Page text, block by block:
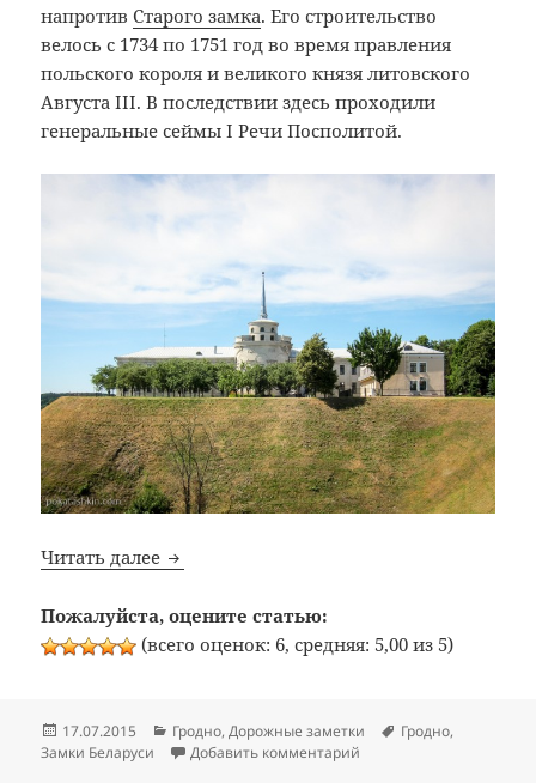
напротивСтарого замка. Его строительство
велось с 1734 по 1751 год во время правления
польского короля и великого князя литовского
Августа III. В последствии здесь проходили
генеральные сеймы I Речи Посполитой.
Читать далее Новый замок в Гродно
Пожалуйста, оцените статью:
(всего оценок: 6, средняя: 5,00 из 5)
Опубликовано
17.07.2015 Рубрики
Гродно,Дорожные заметки Метки
Гродно,
Замки Беларуси
Добавить комментарий